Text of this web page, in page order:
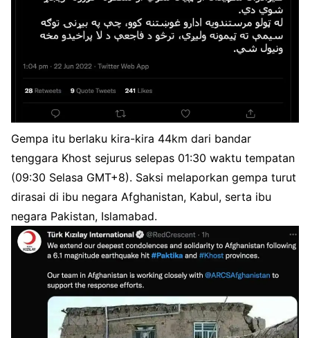
Gempa itu berlaku kira-kira 44km dari bandar
tenggara Khost sejurus selepas 01:30 waktu tempatan
(09:30 Selasa GMT+8). Saksi melaporkan gempa turut
dirasai di ibu negara Afghanistan, Kabul, serta ibu
negara Pakistan, Islamabad.